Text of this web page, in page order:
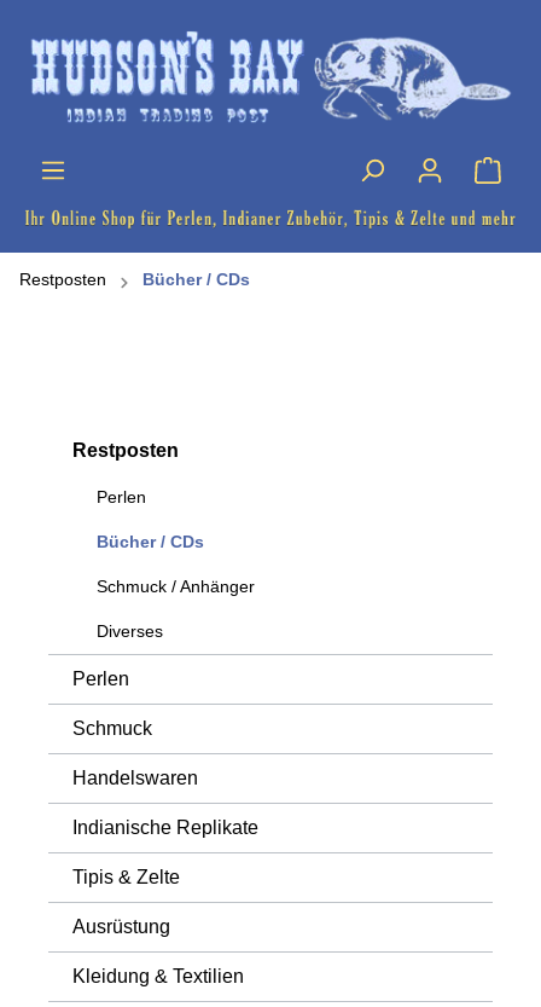
Restposten Bücher / CDs
Restposten
Perlen
Bücher / CDs
Schmuck / Anhänger
Diverses
Perlen
Schmuck
Handelswaren
Indianische Replikate
Tipis & Zelte
Ausrüstung
Kleidung & Textilien